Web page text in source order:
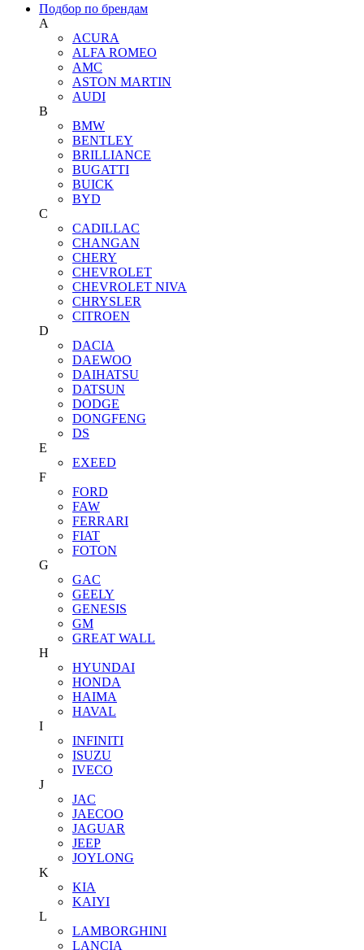
Подбор по брендам
A
ACURA
ALFA ROMEO
AMC
ASTON MARTIN
AUDI
B
BMW
BENTLEY
BRILLIANCE
BUGATTI
BUICK
BYD
C
CADILLAC
CHANGAN
CHERY
CHEVROLET
CHEVROLET NIVA
CHRYSLER
CITROEN
D
DACIA
DAEWOO
DAIHATSU
DATSUN
DODGE
DONGFENG
DS
E
EXEED
F
FORD
FAW
FERRARI
FIAT
FOTON
G
GAC
GEELY
GENESIS
GM
GREAT WALL
H
HYUNDAI
HONDA
HAIMA
HAVAL
I
INFINITI
ISUZU
IVECO
J
JAC
JAECOO
JAGUAR
JEEP
JOYLONG
K
KIA
KAIYI
L
LAMBORGHINI
LANCIA